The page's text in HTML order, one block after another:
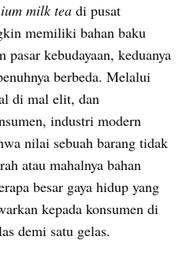
milk tea di pusat
memiliki bahan baku
kebudayaan, keduanya
di mal elit, dan
industri modern
nilai sebuah barang tidak
atau mahalnya bahan
besar gaya hidup yang
kepada konsumen di
demi satu gelas.